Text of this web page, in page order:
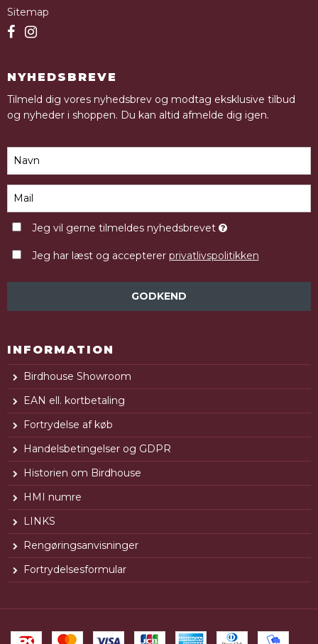
Sitemap
NYHEDSBREVE
Tilmeld dig vores nyhedsbrev og modtag eksklusive tilbud
og nyheder i shoppen. Du kan altid afmelde dig igen.
Jeg vil gerne tilmeldes nyhedsbrevet
Jeg har læst og accepterer privatlivspolitikken
GODKEND
INFORMATION
Birdhouse Showroom
EAN ell. kortbetaling
Fortrydelse af køb
Handelsbetingelser og GDPR
Historien om Birdhouse
HMI numre
LINKS
Rengøringsanvisninger
Fortrydelsesformular